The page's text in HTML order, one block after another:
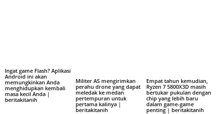
Ingat game Flash? Aplikasi
Android ini akan
memungkinkan Anda
menghidupkan kembali
masa kecil Anda |
beritakitanih
Militer AS mengirimkan
perahu drone yang dapat
meledak ke medan
pertempuran untuk
pertama kalinya |
beritakitanih
Empat tahun kemudian,
Ryzen 7 5800X3D masih
bertukar pukulan dengan
chip yang lebih baru
dalam game-game
penting | beritakitanih